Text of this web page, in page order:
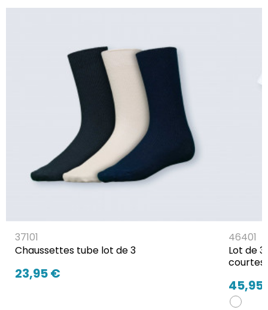
37101
Chaussettes tube lot de 3
23,95 €
46401
Lot de
courtes
45,95